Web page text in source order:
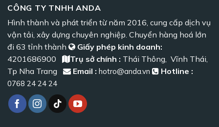
CÔNG TY TNHH ANDA
Hình thành và phát triển từ năm 2016, cung cấp dịch vụ
vận tải, xây dựng chuyên nghiệp. Chuyển hàng hoá lớn
đi 63 tỉnh thành
Giấy phép kinh doanh:
4201686900
Trụ sở chính : Thái Thông, Vĩnh Thái,
Tp Nha Trang
Email : hotro@anda.vn Hotline :
0768 24 24 24